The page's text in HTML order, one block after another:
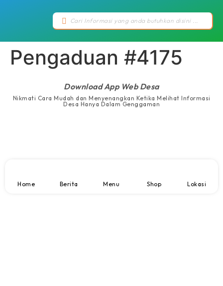
Pengaduan #4175
Download App Web Desa
Nikmati Cara Mudah dan Menyenangkan Ketika Melihat Informasi
Desa Hanya Dalam Genggaman
Home Berita Menu Shop Lokasi